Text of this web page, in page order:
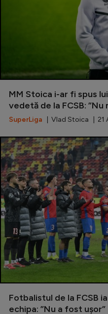
MM Stoica i-ar fi spus
vedetă de la FCSB: ”Nu
SuperLiga | Vlad Stoica | 21
Fotbalistul de la FCSB
echipa: ”Nu a fost ușor”